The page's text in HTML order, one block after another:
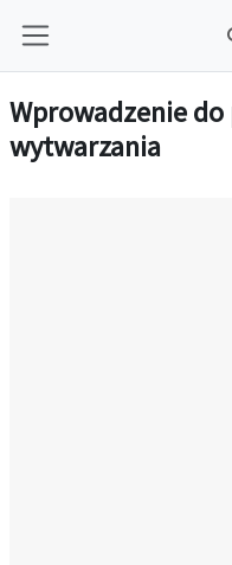
Wprowadzenie
wytwarzania